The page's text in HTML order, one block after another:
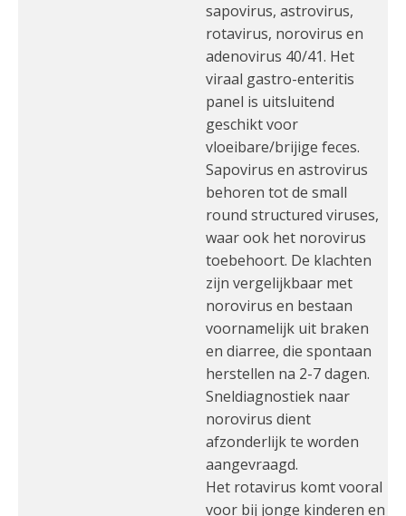
sapovirus, astrovirus,
rotavirus, norovirus en
adenovirus 40/41. Het
viraal gastro-enteritis
panel is uitsluitend
geschikt voor
vloeibare/brijige feces.
Sapovirus en astrovirus
behoren tot de small
round structured viruses,
waar ook het norovirus
toebehoort. De klachten
zijn vergelijkbaar met
norovirus en bestaan
voornamelijk uit braken
en diarree, die spontaan
herstellen na 2-7 dagen.
Sneldiagnostiek naar
norovirus dient
afzonderlijk te worden
aangevraagd.
Het rotavirus komt vooral
voor bij jonge kinderen en